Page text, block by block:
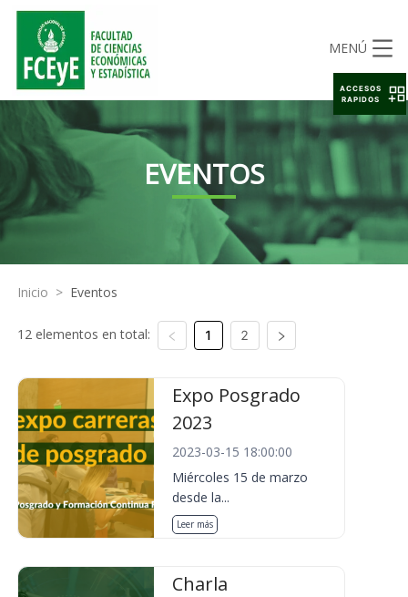
MENÚ
EVENTOS
Inicio > Eventos
12 elementos en total: 1 2
Expo Posgrado
2023
2023-03-15 18:00:00
Miércoles 15 de marzo
desde la...
Leer más
Charla
ACCESOS
RAPIDOS